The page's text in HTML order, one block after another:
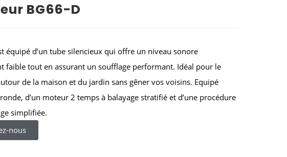
BG66-D
équipé d’un tube silencieux qui offre un niveau sonore
faible tout en assurant un soufflage performant. Idéal pour le
de la maison et du jardin sans gêner vos voisins. Equipé
d’un moteur 2 temps à balayage stratifié et d’une procédure
simplifiée.
nous